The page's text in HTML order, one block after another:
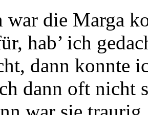
war die Marga
hab’ ich
dann konnte
dann oft nicht